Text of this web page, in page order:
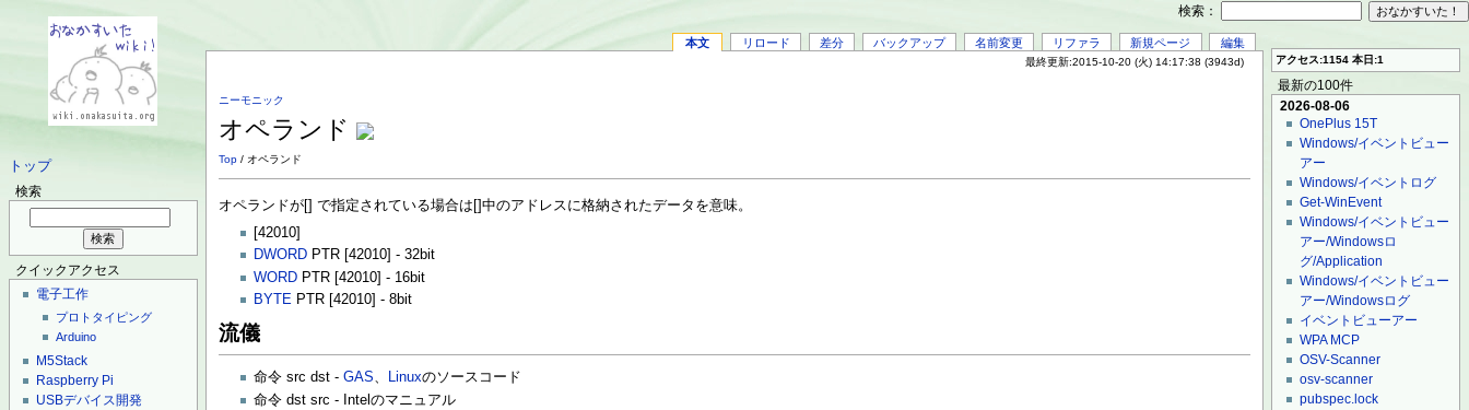
トップ
検索
クイックアクセス
電子工作
プロトタイピング
Arduino
M5Stack
Raspberry Pi
USBデバイス開発
本文 リロード 差分 バックアップ 名前変更 リファラ 新規ページ 編集
最終更新:2015-10-20 (火) 14:17:38 (3943d)
ニーモニック
オペランド
Top / オペランド
オペランドが[] で指定されている場合は[]中のアドレスに格納されたデータを意味。
[42010]
DWORD PTR [42010] - 32bit
WORD PTR [42010] - 16bit
BYTE PTR [42010] - 8bit
流儀
命令 src dst -GAS、 Linuxのソースコード
命令 dst src - Intelのマニュアル
アクセス:1154 本日:1
最新の100件
2026-08-06
OnePlus 15T
Windows/イベントビュー
アー
Windows/イベントログ
Get-WinEvent
Windows/イベントビュー
アー/Windowsロ
グ/Application
Windows/イベントビュー
アー/Windowsログ
イベントビューアー
WPA MCP
OSV-Scanner
osv-scanner
pubspec.lock
検索：